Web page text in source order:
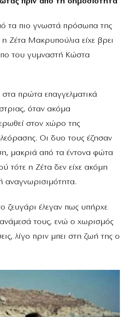
τα πιο γνωστά πρόσωπα της
η Ζέτα Μακρυπούλια είχε βρει
του γυμναστή Κώστα
στα πρώτα επαγγελματικά
όταν ακόμα
στον χώρο της
Οι δυο τους έζησαν
μακριά από τα έντονα φώτα
τότε η Ζέτα δεν είχε ακόμη
αναγνωρισιμότητα.
ζευγάρι έλεγαν πως υπήρχε
τους, ενώ ο χωρισμός
λίγο πριν μπει στη ζωή της ο